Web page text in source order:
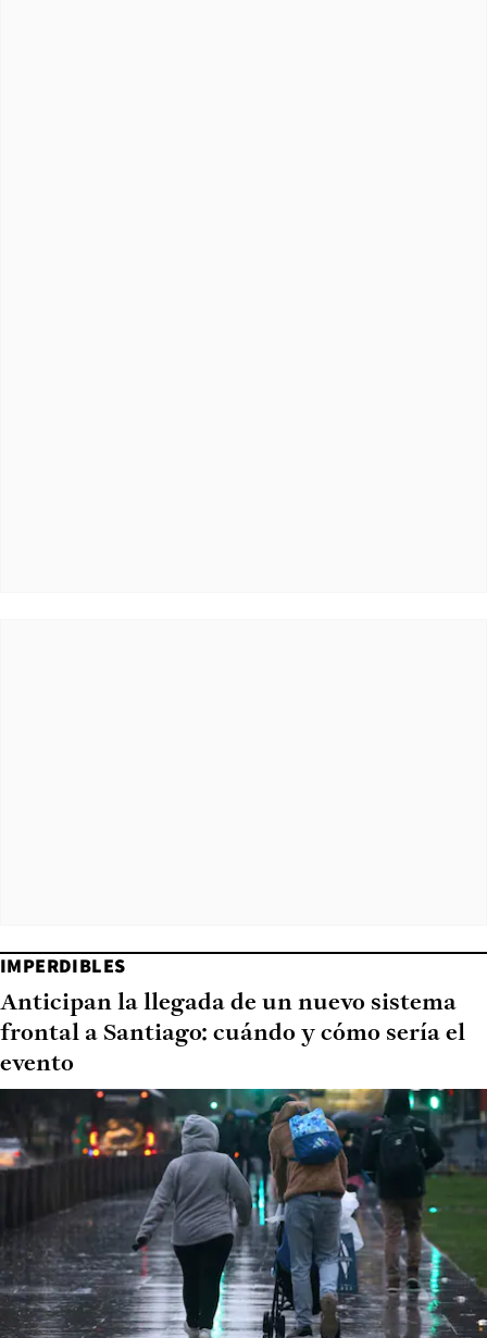
IMPERDIBLES
Anticipan la llegada de un nuevo sistema
frontal a Santiago: cuándo y cómo sería el
evento